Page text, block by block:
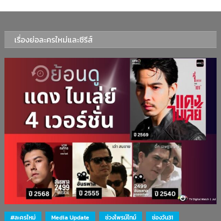
เรื่องย่อละครใหม่และซีรีส์
#ละครใหม่ Media Update ช่วงไพรม์ไทม์
ช่องวัน31